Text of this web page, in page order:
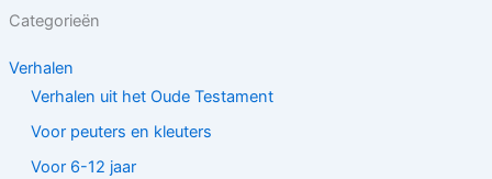
Categorieën
Verhalen
Verhalen uit het Oude Testament
Voor peuters en kleuters
Voor 6-12 jaar